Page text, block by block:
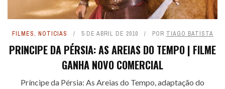
FILMES, NOTICIAS 5 DE ABRIL DE 2010 POR TIAGO BATISTA
PRINCIPE DA PÉRSIA: AS AREIAS DO TEMPO | FILME
GANHA NOVO COMERCIAL
Príncipe da Pérsia: As Areias do Tempo, adaptação do